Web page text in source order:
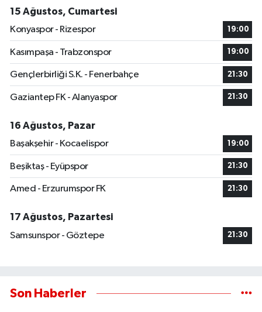
15 Ağustos, Cumartesi
Konyaspor - Rizespor
19:00
Kasımpaşa - Trabzonspor 19:00
Gençlerbirliği S.K. - Fenerbahçe 21:30
Gaziantep FK - Alanyaspor 21:30
16 Ağustos, Pazar
Başakşehir - Kocaelispor
19:00
Beşiktaş - Eyüpspor 21:30
Amed - Erzurumspor FK 21:30
17 Ağustos, Pazartesi
Samsunspor - Göztepe
21:30
Son Haberler